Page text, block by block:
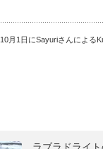
10月1日にSayuriさんによる
ラブラドライ